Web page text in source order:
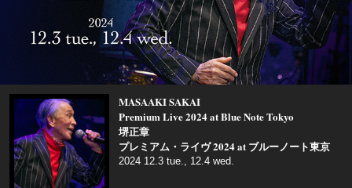
MASAAKI SAKAI
Premium Live 2024 at Blue Note Tokyo
堺正章
プレミアム・ライヴ 2024 at ブルーノート東京
2024 12.3 tue., 12.4 wed.